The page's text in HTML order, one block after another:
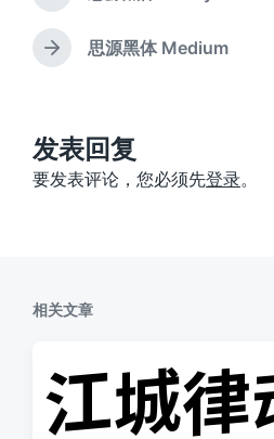
篇
文
章
下
：
思源黑体 Medium
发表回复
要发表评论，您必须先登录。
相关文章